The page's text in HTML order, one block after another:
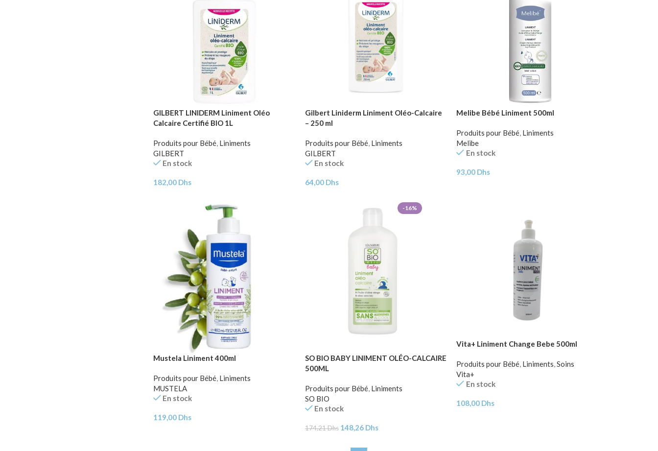
GILBERT LINIDERM Liniment Oléo
Calcaire Certifié BIO 1L
Produits pour Bébé, Liniments
GILBERT
En stock
182,00 Dhs
Gilbert Liniderm Liniment Oléo-Calcaire
– 250 ml
Produits pour Bébé, Liniments
GILBERT
En stock
64,00 Dhs
Melibe Bébé Liniment 500ml
Produits pour Bébé, Liniments
Melibe
En stock
93,00 Dhs
Mustela Liniment 400ml
Produits pour Bébé, Liniments
MUSTELA
En stock
119,00 Dhs
-16%
SO BIO BABY LINIMENT OLÉO-CALCAIRE
500ML
Produits pour Bébé, Liniments
SO BIO
En stock
174,21Dhs 148,26 Dhs
Vita+ Liniment Change Bebe 500ml
Produits pour Bébé, Liniments,Soins
Vita+
En stock
108,00 Dhs